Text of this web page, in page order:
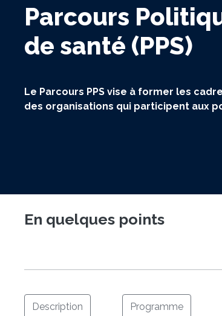
Parcours
de santé (PPS)
Le Parcours PPS vise à former les
des organisations qui participent aux
En quelques points
Description Programme